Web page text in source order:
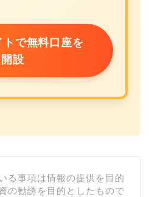
で無料口座を
開設
る事項は情報の提供を目的
の勧誘を目的としたもので